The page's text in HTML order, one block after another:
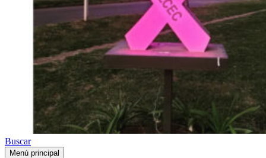
Buscar
Menú principal